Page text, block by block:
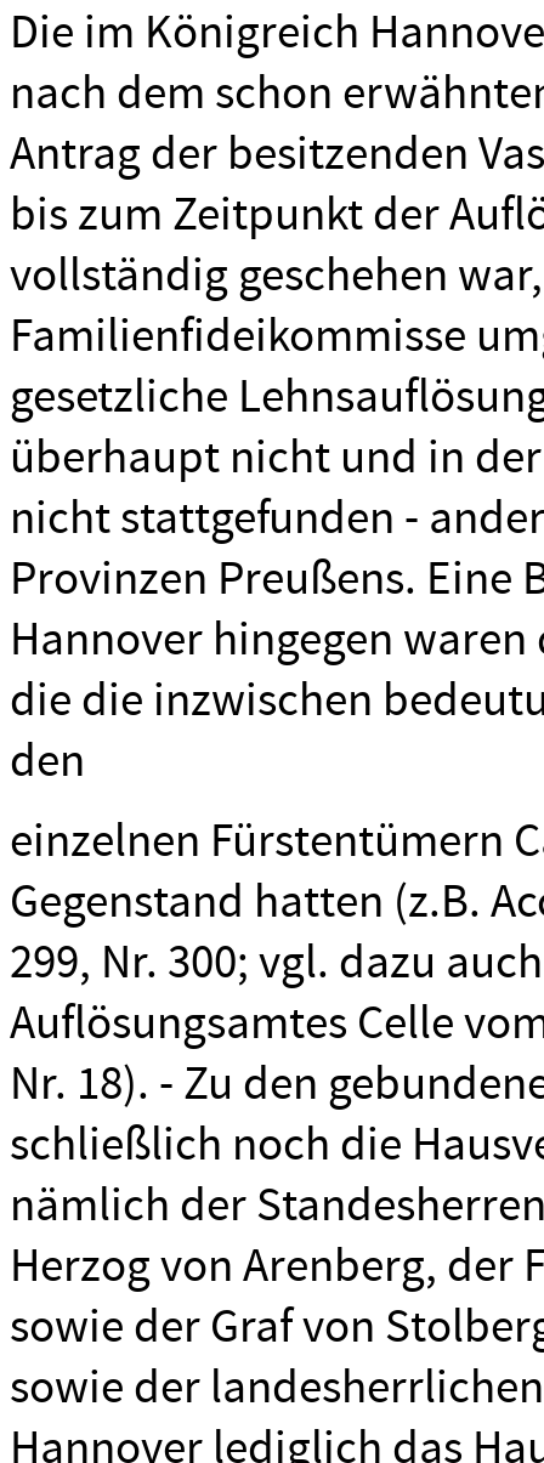
Die im Königreich
nach dem schon
Antrag der besitzenden
bis zum Zeitpunkt der
vollständig geschehen
Familienfideikommisse
gesetzliche
überhaupt nicht und in
nicht stattgefunden -
Provinzen Preußens. Eine
Hannover hingegen
die die inzwischen
den
einzelnen Fürstentümern
Gegenstand hatten (z.B.
299, Nr. 300; vgl. dazu
Auflösungsamtes Celle
Nr. 18). - Zu den
schließlich noch die
nämlich der
Herzog von Arenberg, der
sowie der Graf von
sowie der
Hannover lediglich das